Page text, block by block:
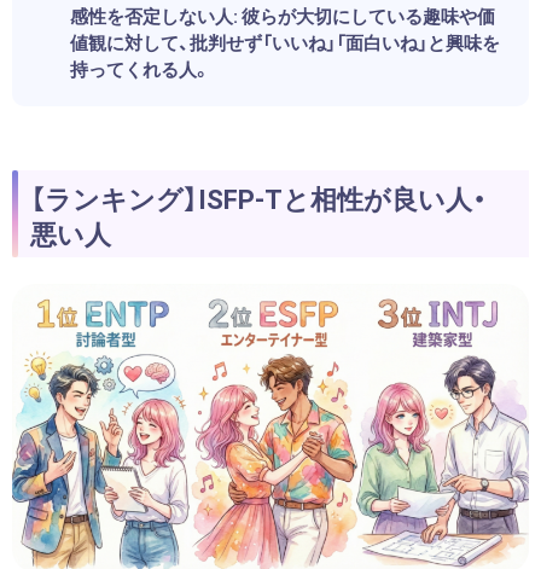
感性を否定しない人:彼らが大切にしている趣味や価
値観に対して、批判せず「いいね」「面白いね」と興味を
持ってくれる人。
【ランキング】ISFP-Tと相性が良い人・
悪い人